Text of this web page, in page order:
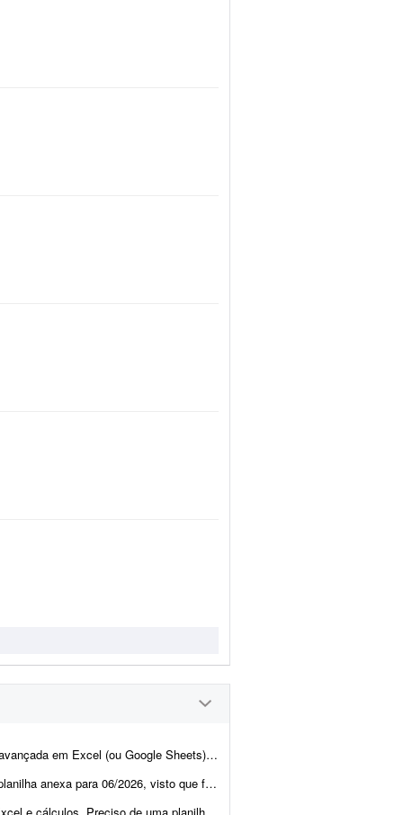
planilha completa de gestão financeira e patrimonial para uma loja de Pok&eacut...
foi feita em 11/2025 com os índices do período. Também é necess&a...